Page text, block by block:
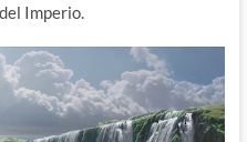
Imperio.